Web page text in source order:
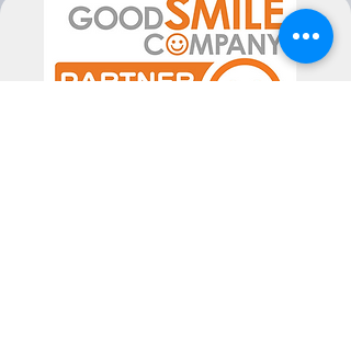
Por favor sinta-se livre para nos
contactar se tiver alguma dúvida.
A data de chegada pode sofrer
alterações, dependentes do